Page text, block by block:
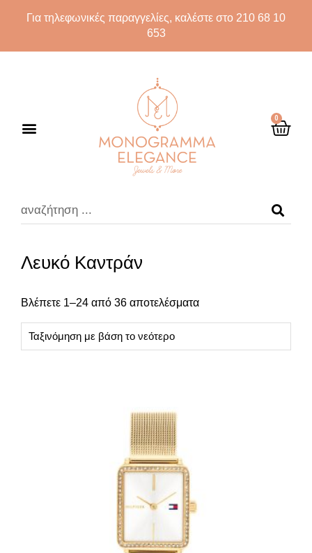
Για τηλεφωνικές παραγγελίες, καλέστε στο 210 68 10
653
0
Λευκό Καντράν
Βλέπετε 1–24 από 36 αποτελέσματα